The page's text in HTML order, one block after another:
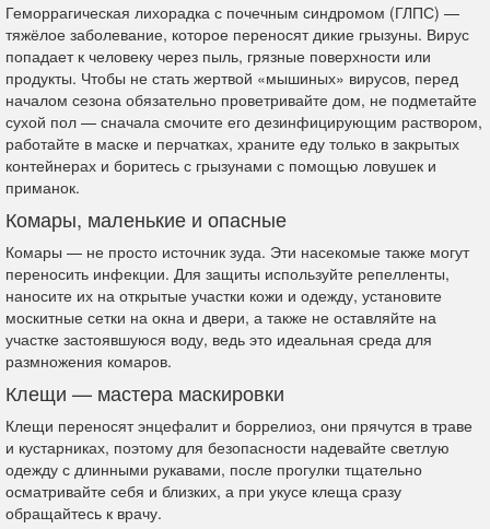
Геморрагическая лихорадка с почечным синдромом (ГЛПС) —
тяжёлое заболевание, которое переносят дикие грызуны. Вирус
попадает к человеку через пыль, грязные поверхности или
продукты. Чтобы не стать жертвой «мышиных» вирусов, перед
началом сезона обязательно проветривайте дом, не подметайте
сухой пол — сначала смочите его дезинфицирующим раствором,
работайте в маске и перчатках, храните еду только в закрытых
контейнерах и боритесь с грызунами с помощью ловушек и
приманок.
Комары, маленькие и опасные
Комары — не просто источник зуда. Эти насекомые также могут
переносить инфекции. Для защиты используйте репелленты,
наносите их на открытые участки кожи и одежду, установите
москитные сетки на окна и двери, а также не оставляйте на
участке застоявшуюся воду, ведь это идеальная среда для
размножения комаров.
Клещи — мастера маскировки
Клещи переносят энцефалит и боррелиоз, они прячутся в траве
и кустарниках, поэтому для безопасности надевайте светлую
одежду с длинными рукавами, после прогулки тщательно
осматривайте себя и близких, а при укусе клеща сразу
обращайтесь к врачу.